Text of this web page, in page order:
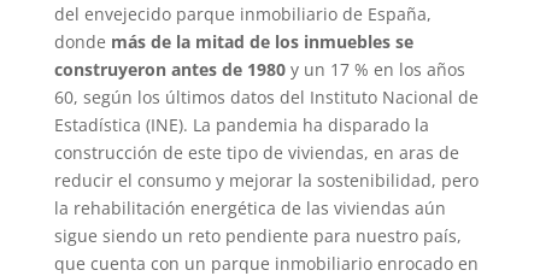
del envejecido parque inmobiliario de España,
donde más de la mitad de los inmuebles se
construyeron antes de 1980y un 17 % en los años
60, según los últimos datos del Instituto Nacional de
Estadística (INE). La pandemia ha disparado la
construcción de este tipo de viviendas, en aras de
reducir el consumo y mejorar la sostenibilidad, pero
la rehabilitación energética de las viviendas aún
sigue siendo un reto pendiente para nuestro país,
que cuenta con un parque inmobiliario enrocado en